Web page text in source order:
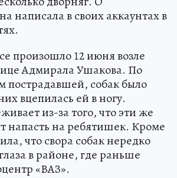
написала в своих аккаунтах в
произошло 12 июня возле
Адмирала Ушакова. По
пострадавшей, собак было
вцепилась ей в ногу.
из-за того, что эти же
напасть на ребятишек. Кроме
что свора собак нередко
в районе, где раньше
«ВАЗ».